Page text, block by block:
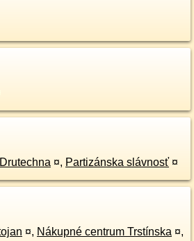
¤, Partizánska slávnosť ¤
¤, Nákupné centrum Trstínska ¤,